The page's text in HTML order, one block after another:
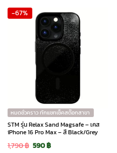
1,790 ฿.490 ฿.
-67%
หมดชั่วคราว ทักแชทเช็คสต๊อกสาขา
STM รุ่น Relax Sand Magsafe – เคส
iPhone 16 Pro Max – สี Black/Grey
1,790฿ Original
590฿Current